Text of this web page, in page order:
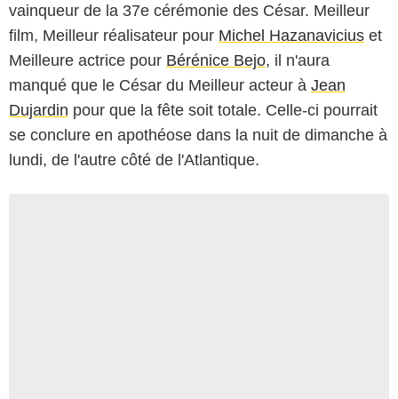
vainqueur de la 37e cérémonie des César. Meilleur
film, Meilleur réalisateur pour Michel Hazanavicius et
Meilleure actrice pour Bérénice Bejo, il n'aura
manqué que le César du Meilleur acteur à Jean
Dujardin pour que la fête soit totale. Celle-ci pourrait
se conclure en apothéose dans la nuit de dimanche à
lundi, de l'autre côté de l'Atlantique.